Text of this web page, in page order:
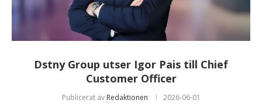
Dstny Group utser Igor Pais till Chief
Customer Officer
Publicerat av Redaktionen 2026-06-01